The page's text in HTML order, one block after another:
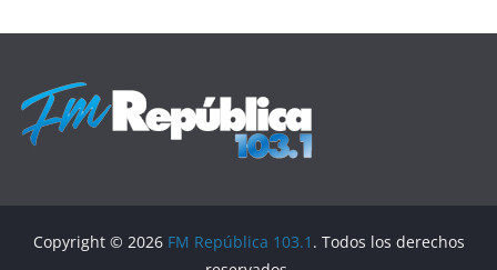
Copyright © 2026 FM República 103.1 . Todos los derechos